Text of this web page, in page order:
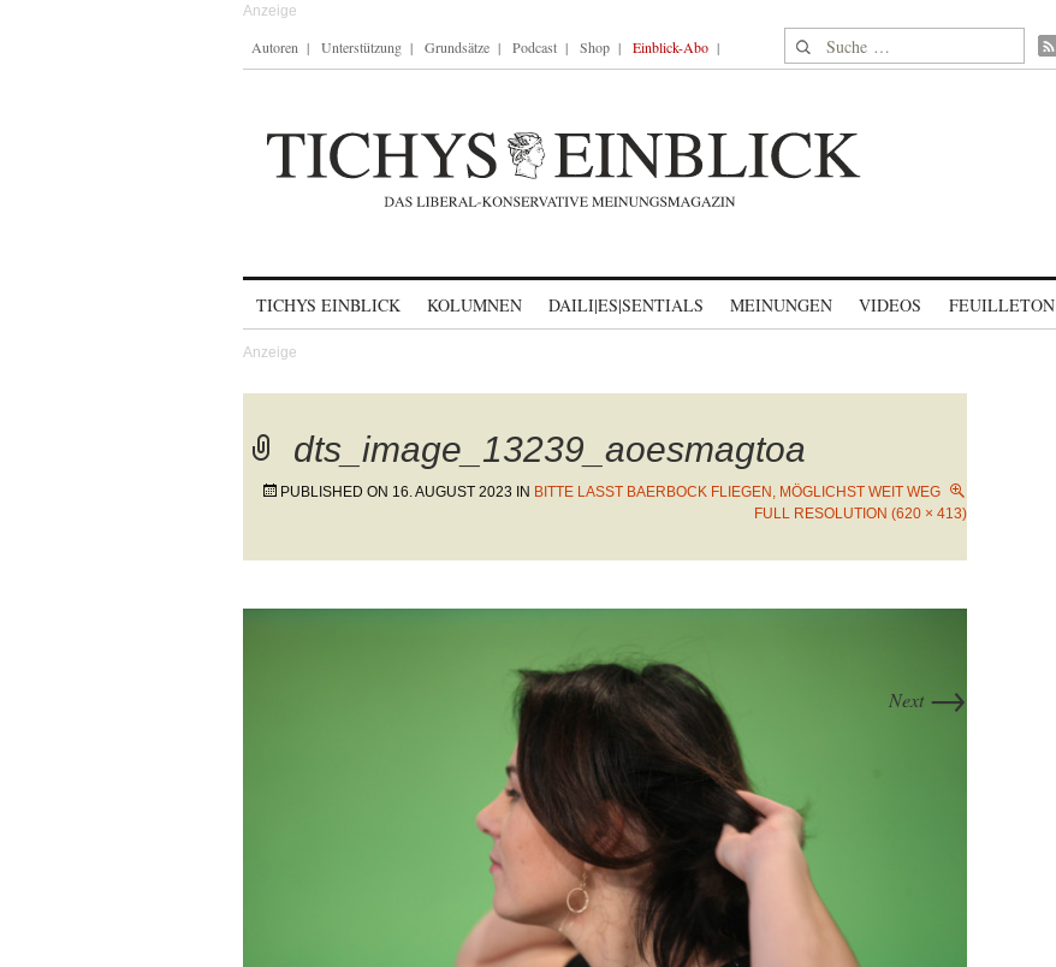
Autoren Unterstützung Grundsätze Podcast Shop Einblick-Abo Suche nach:
TICHYS EINBLICK KOLUMNEN DAILI|ES|SENTIALS MEINUNGEN VIDEOS FEUILLETON
dts_image_13239_aoesmagtoa
PUBLISHED ON 16. AUGUST 2023 IN BITTE LASST BAERBOCK FLIEGEN, MÖGLICHST WEIT WEG
FULL RESOLUTION (620 × 413)
Next →